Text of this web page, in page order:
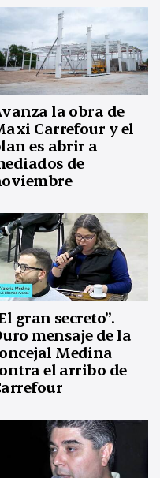
la obra de
Carrefour y el
es abrir a
de
gran secreto”.
mensaje de la
Medina
el arribo de